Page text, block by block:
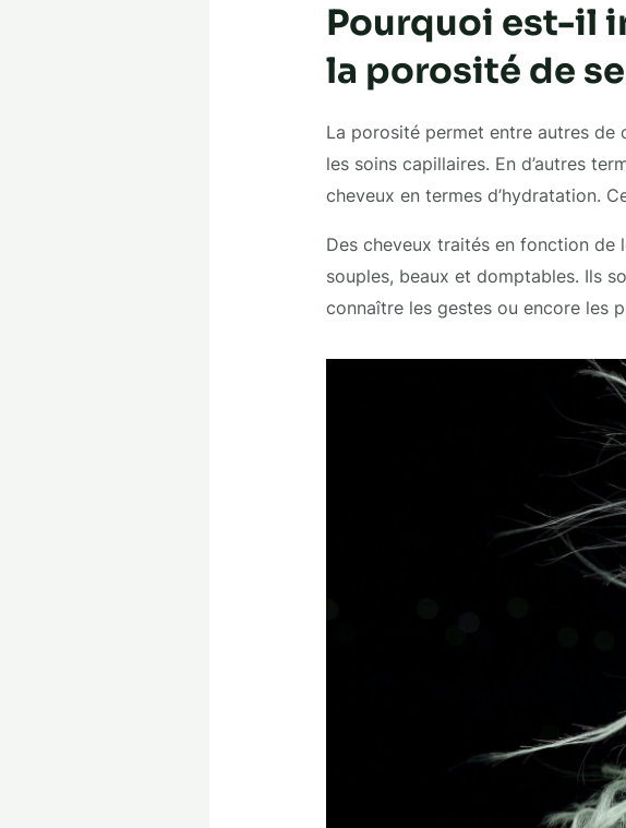
Pourquoi est-il
la porosité de
La porosité permet entre autres de
les soins capillaires. En d’autres
cheveux en termes d’hydratation.
Des cheveux traités en fonction
souples, beaux et domptables. Ils
connaître les gestes ou encore les